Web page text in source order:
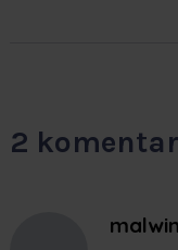
2